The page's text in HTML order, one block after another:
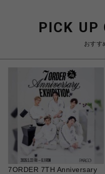
場合がございます。 時間を空け
PICK UP
おすす
7ORDER 7TH Anniversary